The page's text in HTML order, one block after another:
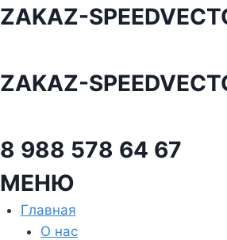
Перейти
ZAKAZ-
ZAKAZ-
8 988 578 64 67
МЕНЮ
Главная
О нас